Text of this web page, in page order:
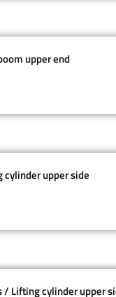
upper end
upper side
/ Lifting cylinder upper